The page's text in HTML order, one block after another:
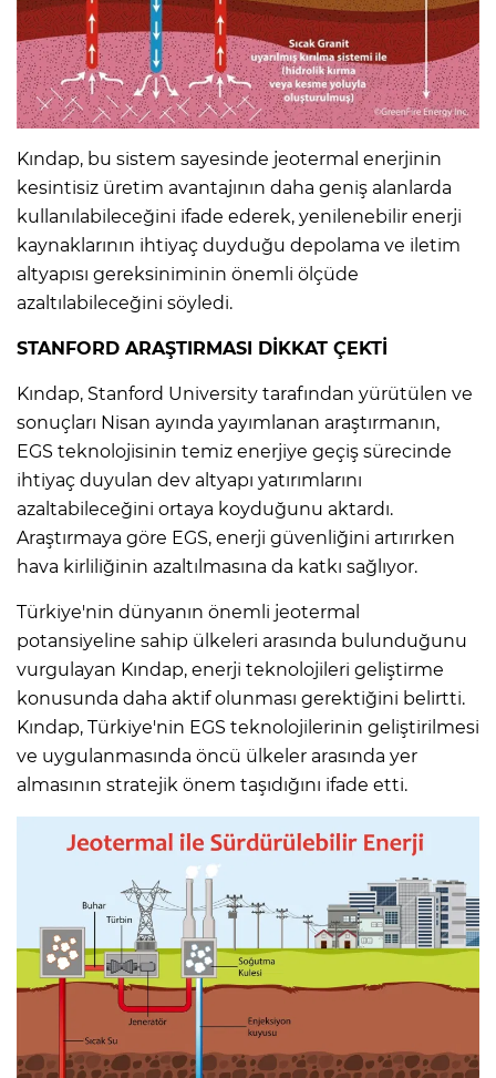
Kındap, bu sistem sayesinde jeotermal enerjinin
kesintisiz üretim avantajının daha geniş alanlarda
kullanılabileceğini ifade ederek, yenilenebilir enerji
kaynaklarının ihtiyaç duyduğu depolama ve iletim
altyapısı gereksiniminin önemli ölçüde
azaltılabileceğini söyledi.
STANFORD ARAŞTIRMASI DİKKAT ÇEKTİ
Kındap, Stanford University tarafından yürütülen ve
sonuçları Nisan ayında yayımlanan araştırmanın,
EGS teknolojisinin temiz enerjiye geçiş sürecinde
ihtiyaç duyulan dev altyapı yatırımlarını
azaltabileceğini ortaya koyduğunu aktardı.
Araştırmaya göre EGS, enerji güvenliğini artırırken
hava kirliliğinin azaltılmasına da katkı sağlıyor.
Türkiye'nin dünyanın önemli jeotermal
potansiyeline sahip ülkeleri arasında bulunduğunu
vurgulayan Kındap, enerji teknolojileri geliştirme
konusunda daha aktif olunması gerektiğini belirtti.
Kındap, Türkiye'nin EGS teknolojilerinin geliştirilmesi
ve uygulanmasında öncü ülkeler arasında yer
almasının stratejik önem taşıdığını ifade etti.